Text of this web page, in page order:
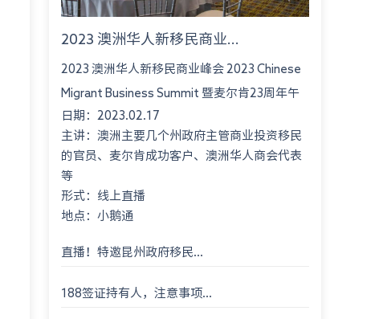
2023 澳洲华人新移民商业...
2023 澳洲华人新移民商业峰会 2023 Chinese
Migrant Business Summit 暨麦尔肯23周年午
餐会 Montgomery International Consultant
23rd An...
日期：2023.02.17
主讲：澳洲主要几个州政府主管商业投资移民
的官员、麦尔肯成功客户、澳洲华人商会代表
等
形式：线上直播
地点：小鹅通
直播！特邀昆州政府移民...
188签证持有人，注意事项...